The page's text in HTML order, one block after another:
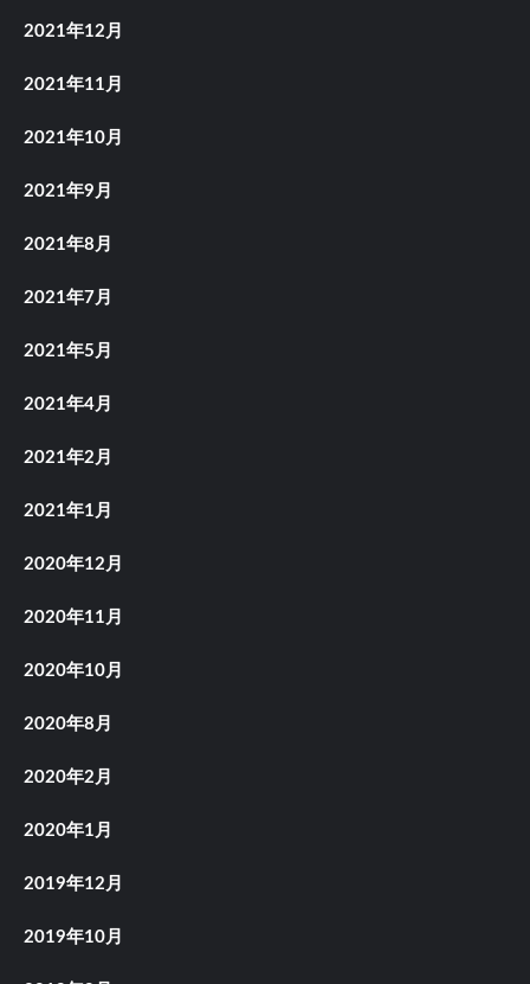
2021年12月
2021年11月
2021年10月
2021年9月
2021年8月
2021年7月
2021年5月
2021年4月
2021年2月
2021年1月
2020年12月
2020年11月
2020年10月
2020年8月
2020年2月
2020年1月
2019年12月
2019年10月